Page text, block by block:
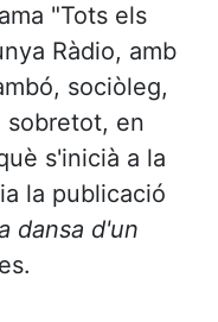
"Tots els
Ràdio, amb
sociòleg,
sobretot, en
s'inicià a la
la publicació
dansa d'un